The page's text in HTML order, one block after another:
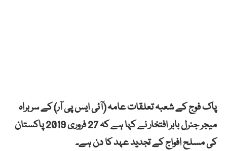
پاک فوج کے شعبہ تعلقات عامہ (آئی ایس پی آر) کے سربراہ
میجر جنرل بابر افتخار نے کہا ہے کہ 27 فروری 2019 پاکستان
کی مسلح افواج کے تجدید عہد کا دن ہے۔